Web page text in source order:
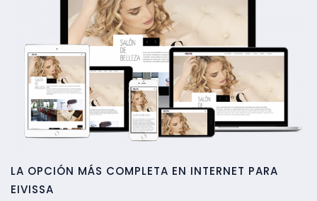
LA OPCIÓN MÁS COMPLETA EN INTERNET PARA
EIVISSA